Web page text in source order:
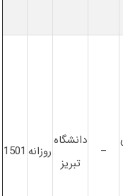
–
دانشگاه
تبریز
روزانه 1501